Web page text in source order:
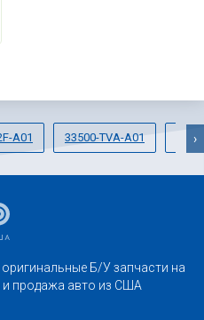
A01 33500-TVA-A01 ›
Б/У запчасти на
и продажа авто из США